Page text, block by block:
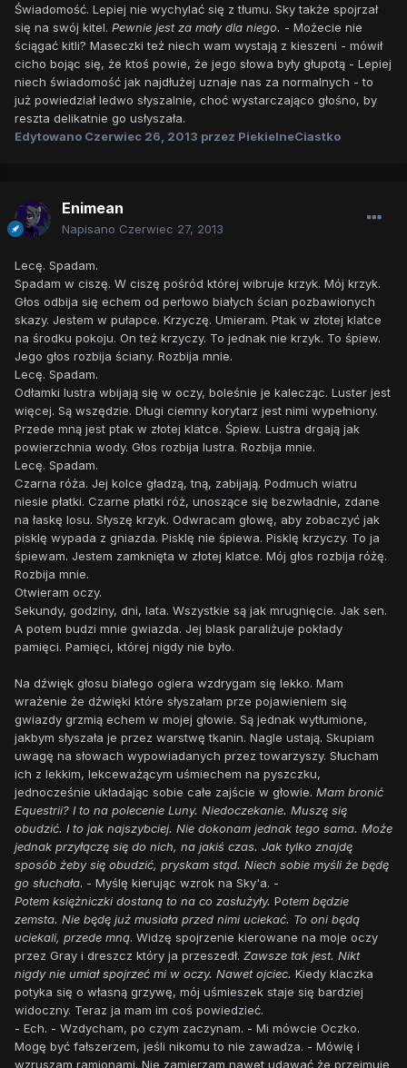
Świadomość. Lepiej nie wychylać się z tłumu. Sky także spojrzał
się na swój kitel. Pewnie jest za mały dla niego. - Możecie nie
ściągać kitli? Maseczki też niech wam wystają z kieszeni - mówił
cicho bojąc się, że ktoś powie, że jego słowa były głupotą - Lepiej
niech świadomość jak najdłużej uznaje nas za normalnych - to
już powiedział ledwo słyszalnie, choć wystarczająco głośno, by
reszta delikatnie go usłyszała.
Edytowano Czerwiec 26, 2013 przez PiekielneCiastko
Enimean
Napisano Czerwiec 27, 2013
Lecę. Spadam.
Spadam w ciszę. W ciszę pośród której wibruje krzyk. Mój krzyk.
Głos odbija się echem od perłowo białych ścian pozbawionych
skazy. Jestem w pułapce. Krzyczę. Umieram. Ptak w złotej klatce
na środku pokoju. On też krzyczy. To jednak nie krzyk. To śpiew.
Jego głos rozbija ściany. Rozbija mnie.
Lecę. Spadam.
Odłamki lustra wbijają się w oczy, boleśnie je kalecząc. Luster jest
więcej. Są wszędzie. Długi ciemny korytarz jest nimi wypełniony.
Przede mną jest ptak w złotej klatce. Śpiew. Lustra drgają jak
powierzchnia wody. Głos rozbija lustra. Rozbija mnie.
Lecę. Spadam.
Czarna róża. Jej kolce gładzą, tną, zabijają. Podmuch wiatru
niesie płatki. Czarne płatki róż, unoszące się bezwładnie, zdane
na łaskę losu. Słyszę krzyk. Odwracam głowę, aby zobaczyć jak
pisklę wypada z gniazda. Pisklę nie śpiewa. Pisklę krzyczy. To ja
śpiewam. Jestem zamknięta w złotej klatce. Mój głos rozbija różę.
Rozbija mnie.
Otwieram oczy.
Sekundy, godziny, dni, lata. Wszystkie są jak mrugnięcie. Jak sen.
A potem budzi mnie gwiazda. Jej blask paraliżuje pokłady
pamięci. Pamięci, której nigdy nie było.
Na dźwięk głosu białego ogiera wzdrygam się lekko. Mam
wrażenie że dźwięki które słyszałam prze pojawieniem się
gwiazdy grzmią echem w mojej głowie. Są jednak wytłumione,
jakbym słyszała je przez warstwę tkanin. Nagle ustają. Skupiam
uwagę na słowach wypowiadanych przez towarzyszy. Słucham
ich z lekkim, lekceważącym uśmiechem na pyszczku,
jednocześnie układając sobie całe zajście w głowie. Mam bronić
Equestrii? I to na polecenie Luny. Niedoczekanie. Muszę się
obudzić. I to jak najszybciej. Nie dokonam jednak tego sama. Może
jednak przyłączę się do nich, na jakiś czas. Jak tylko znajdę
sposób żeby się obudzić, pryskam stąd. Niech sobie myśli że będę
go słuchała. - Myślę kierując wzrok na Sky'a. -
Potem księżniczki dostaną to na co zasłużyły. Potem będzie
zemsta. Nie będę już musiała przed nimi uciekać. To oni będą
uciekali, przede mną. Widzę spojrzenie kierowane na moje oczy
przez Gray i dreszcz który ja przeszedł. Zawsze tak jest. Nikt
nigdy nie umiał spojrzeć mi w oczy. Nawet ojciec. Kiedy klaczka
potyka się o własną grzywę, mój uśmieszek staje się bardziej
widoczny. Teraz ja mam im coś powiedzieć.
- Ech. - Wzdycham, po czym zaczynam. - Mi mówcie Oczko.
Mogę być fałszerzem, jeśli nikomu to nie zawadza. - Mówię i
wzruszam ramionami. Nie zamierzam nawet udawać że przejmuję